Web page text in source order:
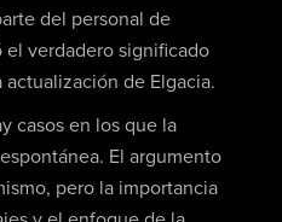
del personal de
el verdadero significado
de Elgacia.
casos en los que la
El argumento
pero la importancia